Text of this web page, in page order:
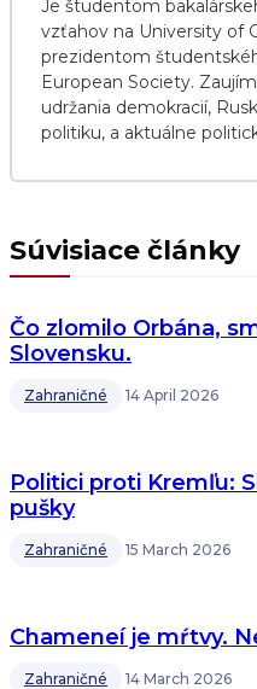
Je študentom
vzťahov na University of
prezidentom
European Society.
udržania demokracií,
politiku, a aktuálne
Súvisiace články
Čo zlomilo Orbána,
Slovensku.
Zahraničné 14 April 2026
Politici proti Kremľu:
pušky
Zahraničné 15 March 2026
Chameneí je mŕtvy.
Zahraničné 14 March 2026